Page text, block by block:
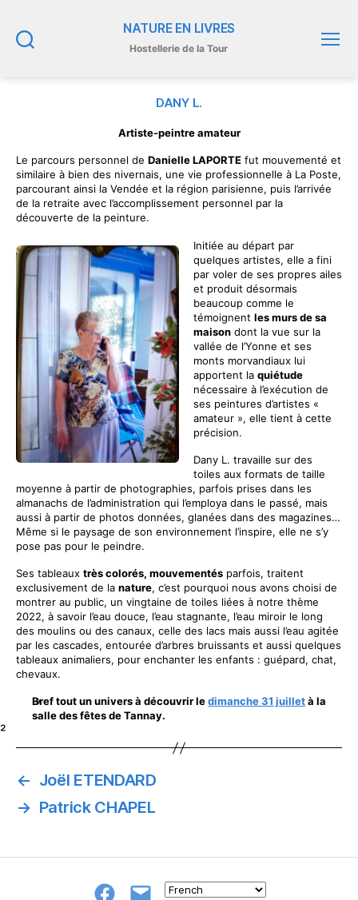
NATURE EN LIVRES
Hostellerie de la Tour
DANY L.
Artiste-peintre amateur
Le parcours personnel de Danielle LAPORTE fut mouvementé et
similaire à bien des nivernais, une vie professionnelle à La Poste,
parcourant ainsi la Vendée et la région parisienne, puis l’arrivée
de la retraite avec l’accomplissement personnel par la
découverte de la peinture.
Initiée au départ par
quelques artistes, elle a fini
par voler de ses propres ailes
et produit désormais
beaucoup comme le
témoignent les murs de sa
maison dont la vue sur la
vallée de l’Yonne et ses
monts morvandiaux lui
apportent la quiétude
nécessaire à l’exécution de
ses peintures d’artistes «
amateur », elle tient à cette
précision.
Dany L. travaille sur des
toiles aux formats de taille
moyenne à partir de photographies, parfois prises dans les
almanachs de l’administration qui l’employa dans le passé, mais
aussi à partir de photos données, glanées dans des magazines…
Même si le paysage de son environnement l’inspire, elle ne s’y
pose pas pour le peindre.
Ses tableaux très colorés, mouvementés parfois, traitent
exclusivement de la nature, c’est pourquoi nous avons choisi de
montrer au public, un vingtaine de toiles liées à notre thème
2022, à savoir l’eau douce, l’eau stagnante, l’eau miroir le long
des moulins ou des canaux, celle des lacs mais aussi l’eau agitée
par les cascades, entourée d’arbres bruissants et aussi quelques
tableaux animaliers, pour enchanter les enfants : guépard, chat,
chevaux.
Bref tout un univers à découvrir ledimanche 31 juilletà la
salle des fêtes de Tannay.
²
← Joël ETENDARD
→ Patrick CHAPEL